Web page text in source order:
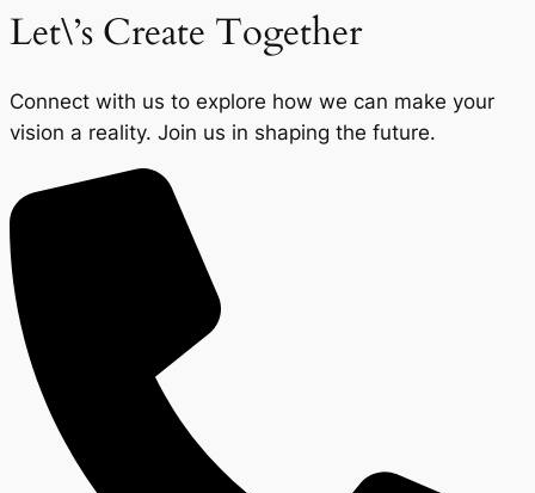
Let\’s Create Together
Connect with us to explore how we can make your
vision a reality. Join us in shaping the future.